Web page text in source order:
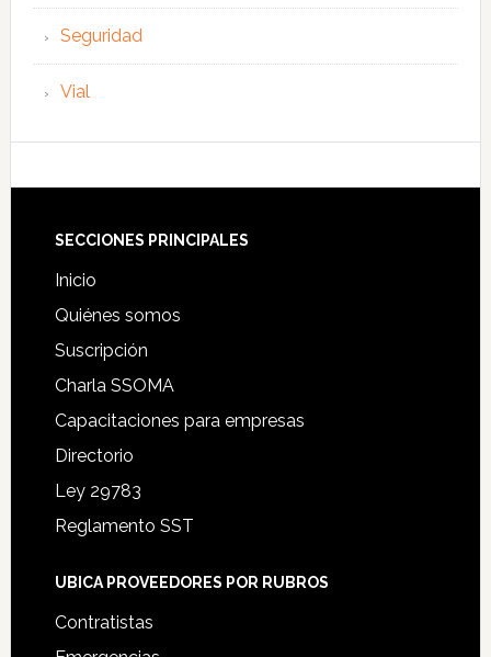
Seguridad
Vial
Footer
SECCIONES PRINCIPALES
Inicio
Quiénes somos
Suscripción
Charla SSOMA
Capacitaciones para empresas
Directorio
Ley 29783
Reglamento SST
UBICA PROVEEDORES POR RUBROS
Contratistas